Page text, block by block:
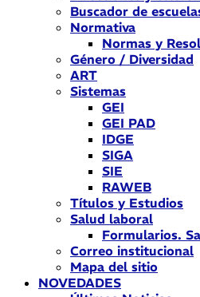
Buscador de
Normativa
Normas y
Género / Diversidad
ART
Sistemas
GEI
GEI PAD
IDGE
SIGA
SIE
RAWEB
Títulos y Estudios
Salud laboral
Formularios.
Correo institucional
Mapa del sitio
NOVEDADES